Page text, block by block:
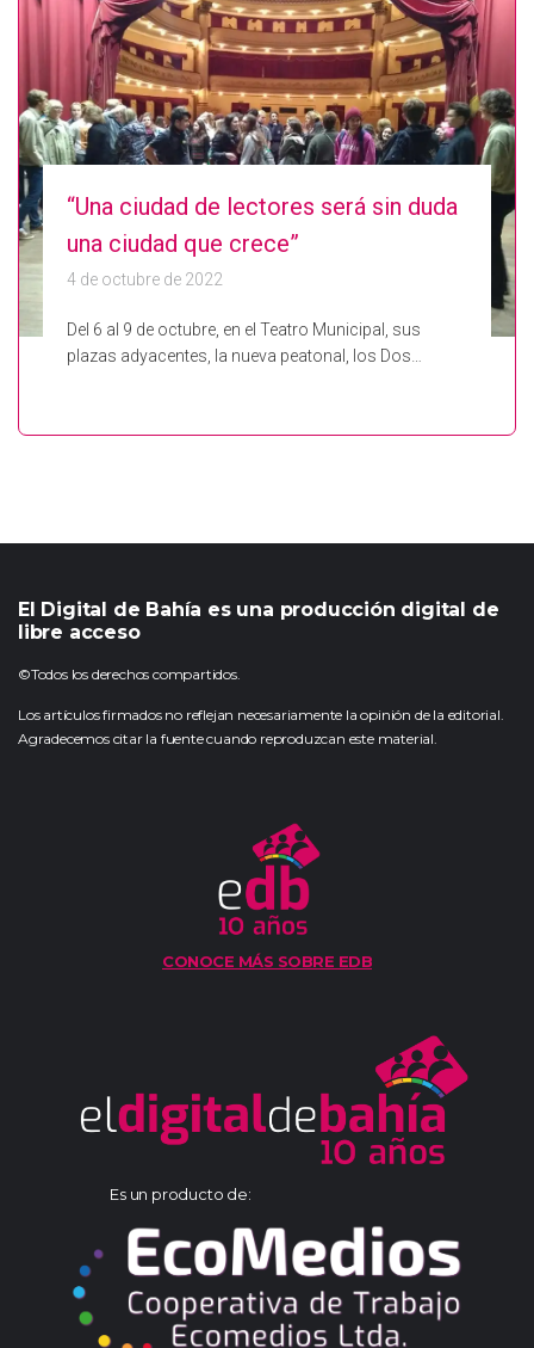
“Una ciudad de lectores será sin duda
una ciudad que crece”
4 de octubre de 2022
Del 6 al 9 de octubre, en el Teatro Municipal, sus
plazas adyacentes, la nueva peatonal, los Dos…
El Digital de Bahía es una producción digital de
libre acceso
©Todos los derechos compartidos.
Los artículos firmados no reflejan necesariamente la opinión de la editorial.
Agradecemos citar la fuente cuando reproduzcan este material.
CONOCE MÁS SOBRE EDB
Es un producto de: